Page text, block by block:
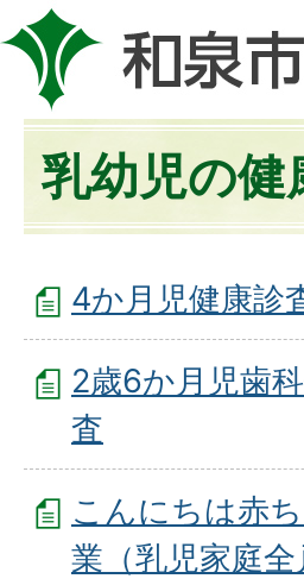
乳幼児の健
4か月児健康診
2歳6か月児歯
査
こんにちは赤
業（乳児家庭全